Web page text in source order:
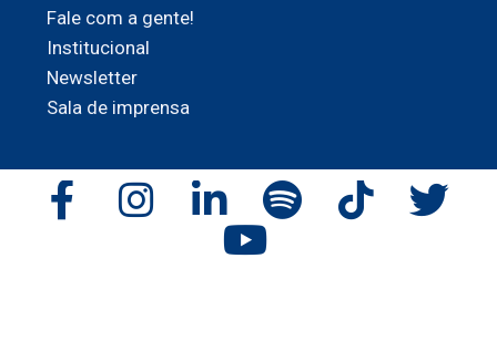
Fale com a gente!
Institucional
Newsletter
Sala de imprensa